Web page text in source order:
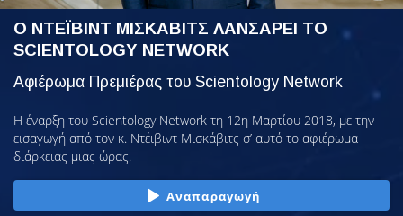
Ο ΝΤΕΪΒΙΝΤ ΜΙΣΚΑΒΙΤΣ ΛΑΝΣΑΡΕΙ ΤΟ
SCIENTOLOGY NETWORK
Αφιέρωμα Πρεμιέρας του Scientology Network
Η έναρξη του Scientology Network τη 12η Μαρτίου 2018, με την
εισαγωγή από τον κ. Ντέιβιντ Μισκάβιτς σ’ αυτό το αφιέρωμα
διάρκειας μιας ώρας.
Αναπαραγωγή